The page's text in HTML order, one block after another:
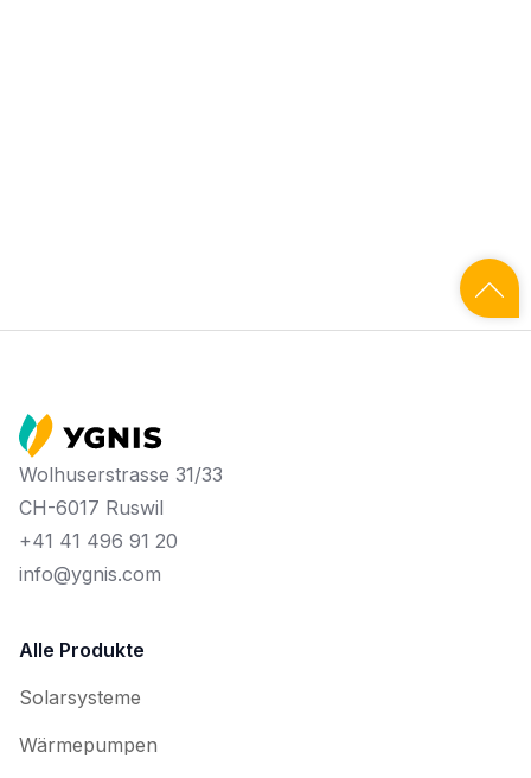
Wolhuserstrasse 31/33
CH-6017 Ruswil
+41 41 496 91 20
info@ygnis.com
Alle Produkte
Solarsysteme
Wärmepumpen